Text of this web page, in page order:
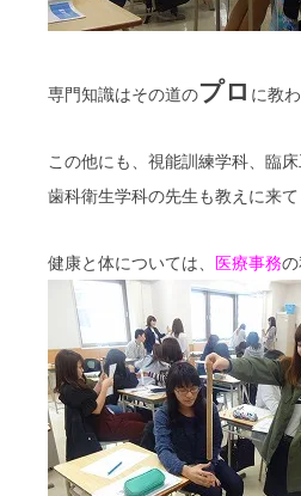
専門知識はその道のプロ に教
この他にも、視能訓練学科、臨
歯科衛生学科の先生も教えに来
健康と体については、 医療事務の